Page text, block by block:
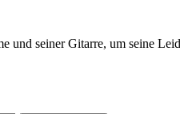
und seiner Gitarre, um seine